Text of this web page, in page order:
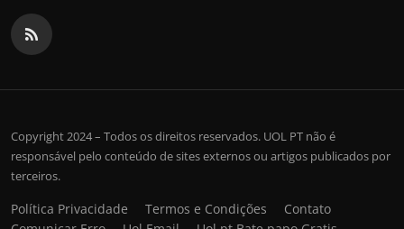
Copyright 2024 – Todos os direitos reservados. UOL PT não é
responsável pelo conteúdo de sites externos ou artigos publicados por
terceiros.
Política Privacidade Termos e Condições
Contato